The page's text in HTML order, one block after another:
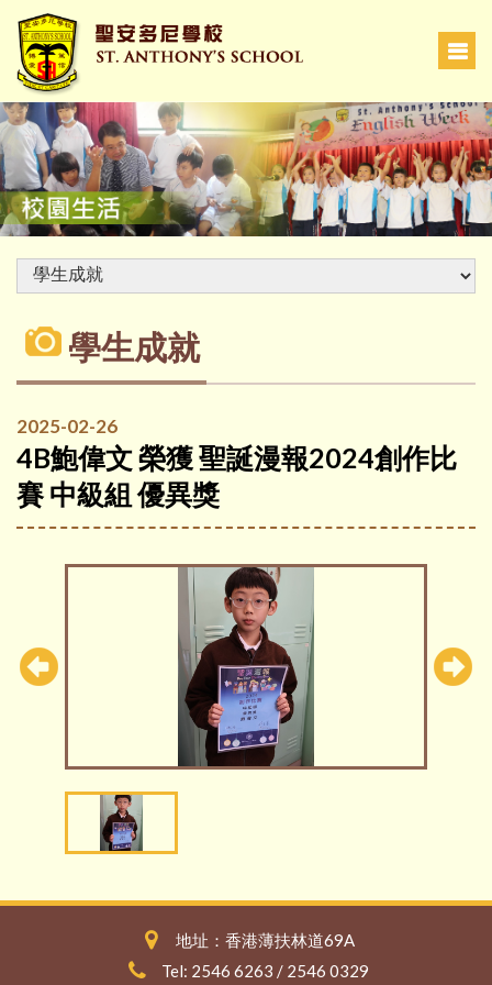
學生成就
2025-02-26
4B鮑偉文 榮獲 聖誕漫報2024創作比
賽 中級組 優異獎
地址：香港薄扶林道69A
Tel: 2546 6263 / 2546 0329